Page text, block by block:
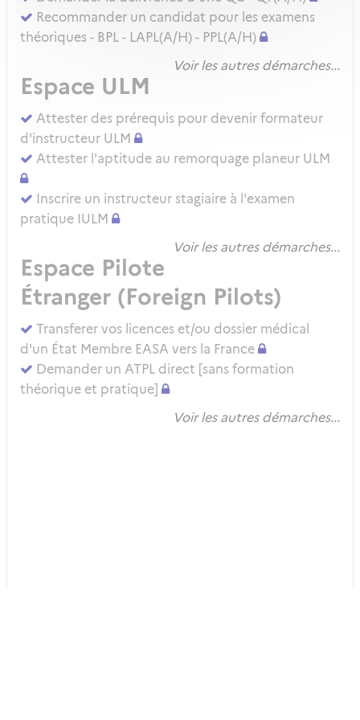
Recommander un candidat pour les examens
théoriques - BPL - LAPL(A/H) - PPL(A/H)
Voir les autres démarches...
Espace ULM
Attester des prérequis pour devenir formateur
d'instructeur ULM
Attester l'aptitude au remorquage planeur ULM
Inscrire un instructeur stagiaire à l'examen
pratique IULM
Voir les autres démarches...
Espace Pilote
Étranger (Foreign Pilots)
Transferer vos licences et/ou dossier médical
d'un État Membre EASA vers la France
Demander un ATPL direct [sans formation
théorique et pratique]
Voir les autres démarches...